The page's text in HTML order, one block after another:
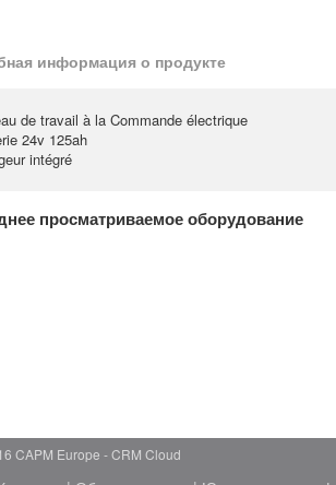
информация о продукте
de travail à la Commande électrique
24v 125ah
intégré
просматриваемое оборудование
CAPM Europe CRM Cloud